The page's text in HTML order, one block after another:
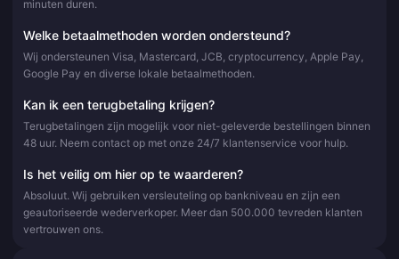
minuten duren.
Welke betaalmethoden worden ondersteund?
Wij ondersteunen Visa, Mastercard, JCB, cryptocurrency, Apple Pay,
Google Pay en diverse lokale betaalmethoden.
Kan ik een terugbetaling krijgen?
Terugbetalingen zijn mogelijk voor niet-geleverde bestellingen binnen
48 uur. Neem contact op met onze 24/7 klantenservice voor hulp.
Is het veilig om hier op te waarderen?
Absoluut. Wij gebruiken versleuteling op bankniveau en zijn een
geautoriseerde wederverkoper. Meer dan 500.000 tevreden klanten
vertrouwen ons.